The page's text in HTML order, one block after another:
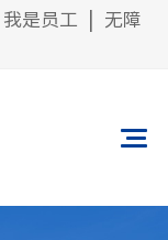
我是员工
无障